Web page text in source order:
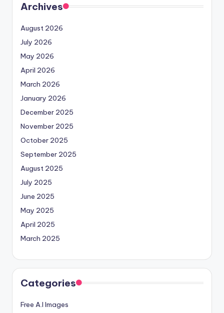
Archives
August 2026
July 2026
May 2026
April 2026
March 2026
January 2026
December 2025
November 2025
October 2025
September 2025
August 2025
July 2025
June 2025
May 2025
April 2025
March 2025
Categories
Free A.I Images